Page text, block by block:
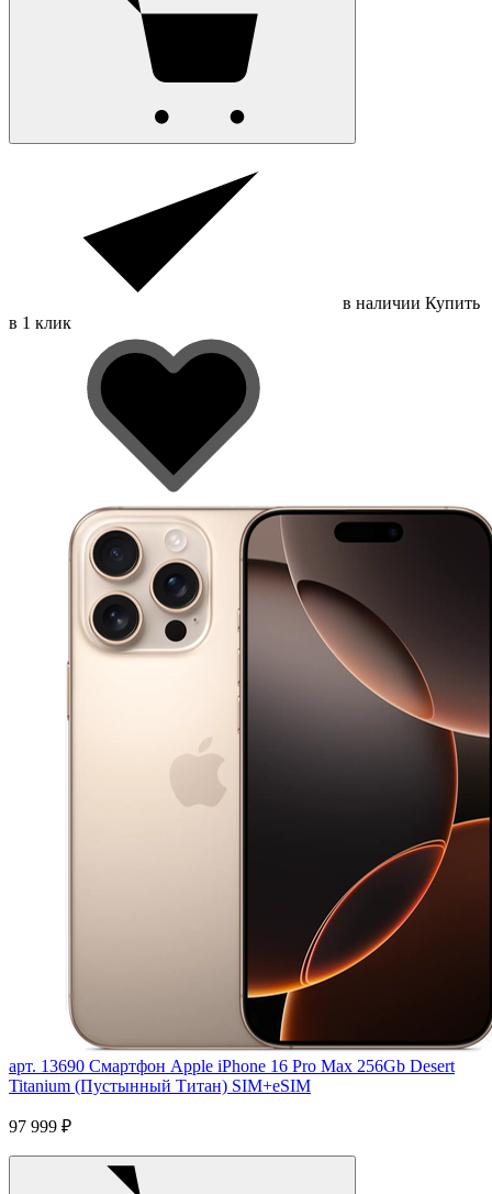
в наличии Купить
в 1 клик
арт. 13690 Смартфон Apple iPhone 16 Pro Max 256Gb Desert
Titanium (Пустынный Титан) SIM+eSIM
97 999 ₽